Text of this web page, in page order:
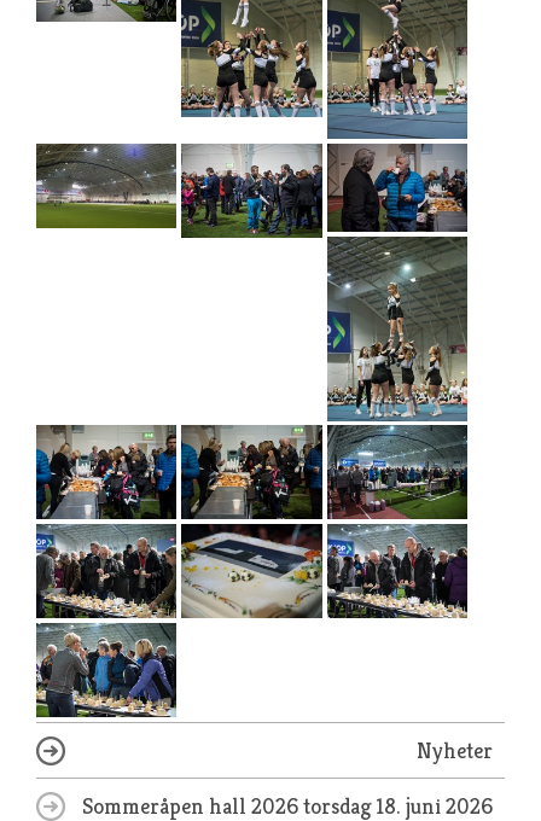
Nyheter
Sommeråpen hall 2026torsdag 18. juni 2026